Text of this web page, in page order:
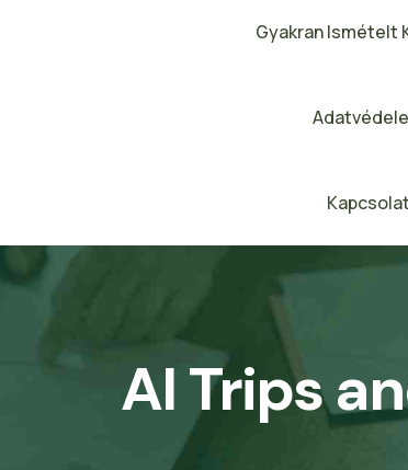
Gyakran Ismételt
Kapcsolat
AI Trips